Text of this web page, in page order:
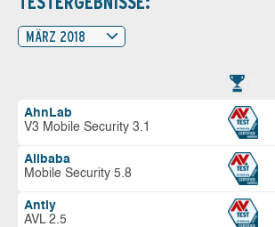
MÄRZ 2018
AhnLab
V3 Mobile Security 3.1
Alibaba
Mobile Security 5.8
Antiy
AVL 2.5